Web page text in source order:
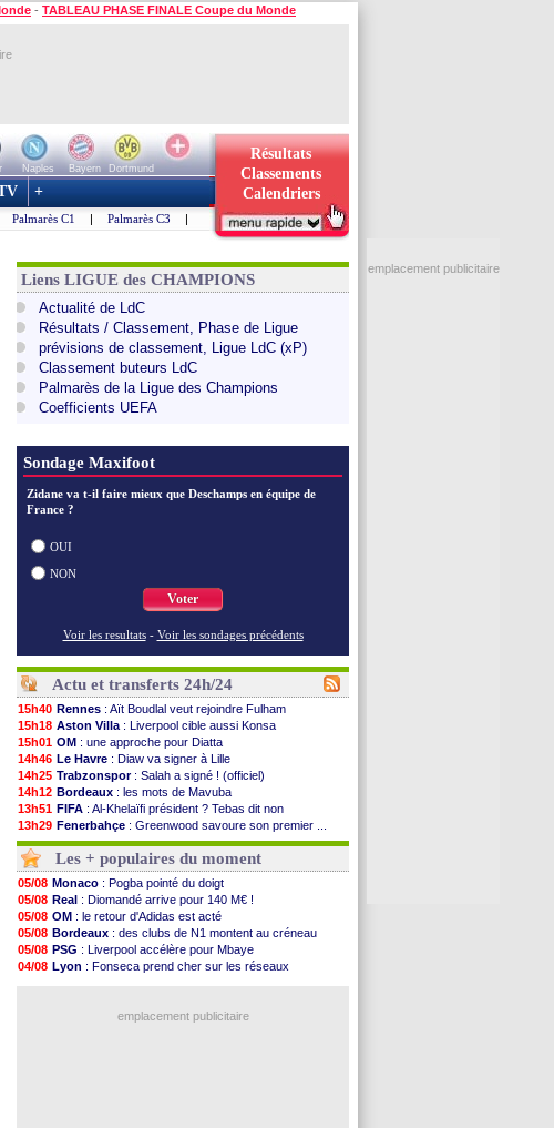
- TABLEAU PHASE FINALE Coupe du Monde
Naples Bayern
Dortmund
Résultats
Classements
Calendriers
+
Palmarès C1 | Palmarès C3 |
Liens LIGUE des CHAMPIONS
Actualité de LdC
Résultats / Classement, Phase de Ligue
prévisions de classement, Ligue LdC (xP)
Classement buteurs LdC
Palmarès de la Ligue des Champions
Coefficients UEFA
Sondage Maxifoot
Zidane va t-il faire mieux que Deschamps en équipe de
France ?
OUI
NON
Voter
Voir les resultats - Voir les sondages précédents
Actu et transferts 24h/24
15h40 Rennes : Aït Boudlal veut rejoindre Fulham
15h18 Aston Villa : Liverpool cible aussi Konsa
15h01 OM : une approche pour Diatta
14h46 Le Havre : Diaw va signer à Lille
14h25 Trabzonspor : Salah a signé ! (officiel)
14h12 Bordeaux : les mots de Mavuba
13h51 FIFA : Al-Khelaïfi président ? Tebas dit non
13h29 Fenerbahçe : Greenwood savoure son premier ...
13h11 Bordeaux: Mavuba n'est plus l'entraîneur (off.)
12h46
Galatasaray: Milan rejette 35 M€ pour Leão
12h28 Southampton: D. Traoré prêté au Mans (officiel)
12h10
Real: Vinicius tout proche de prolonger !
11h58
VIDEO: un accueil impressionnant pour Salah !
11h35
Real: Diomandé attendu ce jeudi à Madrid !
11h19
Real: Rodri, la piste Barça se confirme
11h07
PSG : Akliouche arrive ce jeudi à Paris !
10h53
Médias : la Liga quitte beIN Sports !
: Ferran Torres donne son feu vert au ...
Les + populaires du moment
05/08 Monaco : Pogba pointé du doigt
05/08 Real : Diomandé arrive pour 140 M€ !
05/08 OM : le retour d'Adidas est acté
05/08 Bordeaux : des clubs de N1 montent au créneau
05/08 PSG : Liverpool accélère pour Mbaye
04/08 Lyon : Fonseca prend cher sur les réseaux
emplacement publicitaire
emplacement publicitaire